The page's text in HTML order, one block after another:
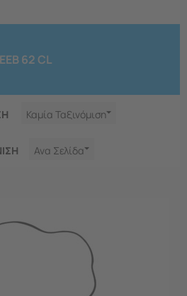
62 CL
Καμία Ταξινόμιση
Ανα Σελίδα